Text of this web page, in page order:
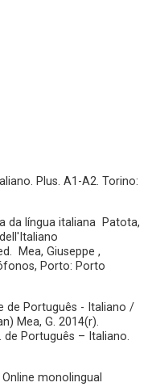
Plus. A1-A2. Torino:
da língua italiana Patota,
Mea, Giuseppe ,
Porto: Porto
de Português - Italiano /
Mea, G. 2014(r).
de Português – Italiano.
monolingual